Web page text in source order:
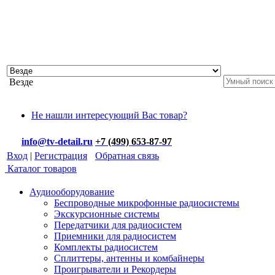
Везде
Не нашли интересующий Вас товар?
info@tv-detail.ru +7 (499) 653-87-97
Вход | Регистрация
Обратная связь
Каталог товаров
Аудиооборудование
Беспроводные микрофонные радиосистемы
Экскурсионные системы
Передатчики для радиосистем
Приемники для радиосистем
Комплекты радиосистем
Сплиттеры, антенны и комбайнеры
Проигрыватели и Рекордеры